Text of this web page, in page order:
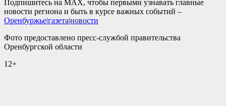
Подпишитесь на MAX, чтобы первыми узнавать главные
новости региона и быть в курсе важных событий –
Оренбуржье|газета|новости
Фото предоставлено пресс-службой правительства
Оренбургской области
12+